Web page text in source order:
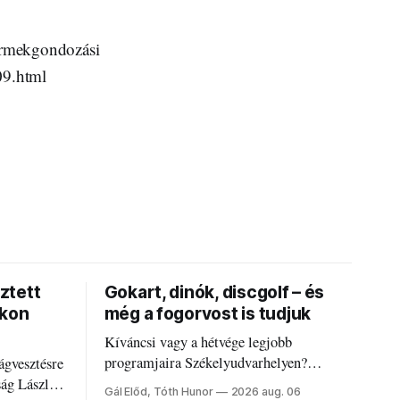
László
Gokart, dinók, discgolf – és
még a fogorvost is tudjuk
Kíváncsi vagy a hétvége legjobb
programjaira Székelyudvarhelyen?
Nálunk megtalálod őket – sőt, ha baj van a
Gál Előd, Tóth Hunor 2026 aug. 06